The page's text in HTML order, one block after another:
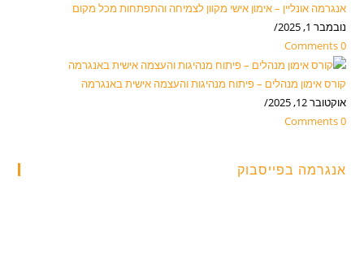
אנגרמה אונליין – אימון אישי מקוון לצמיחה והתפתחות מכל מקום
נובמבר 1, 2025
/
0 Comments
קורס אימון מנהלים – פיתוח מנהיגות והעצמה אישית באנגרמה
אוקטובר 12, 2025
/
0 Comments
אנגרמה בפייסבוק